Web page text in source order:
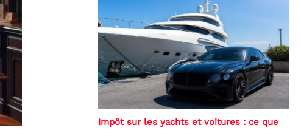
Impôt sur les yachts et voitures : ce que